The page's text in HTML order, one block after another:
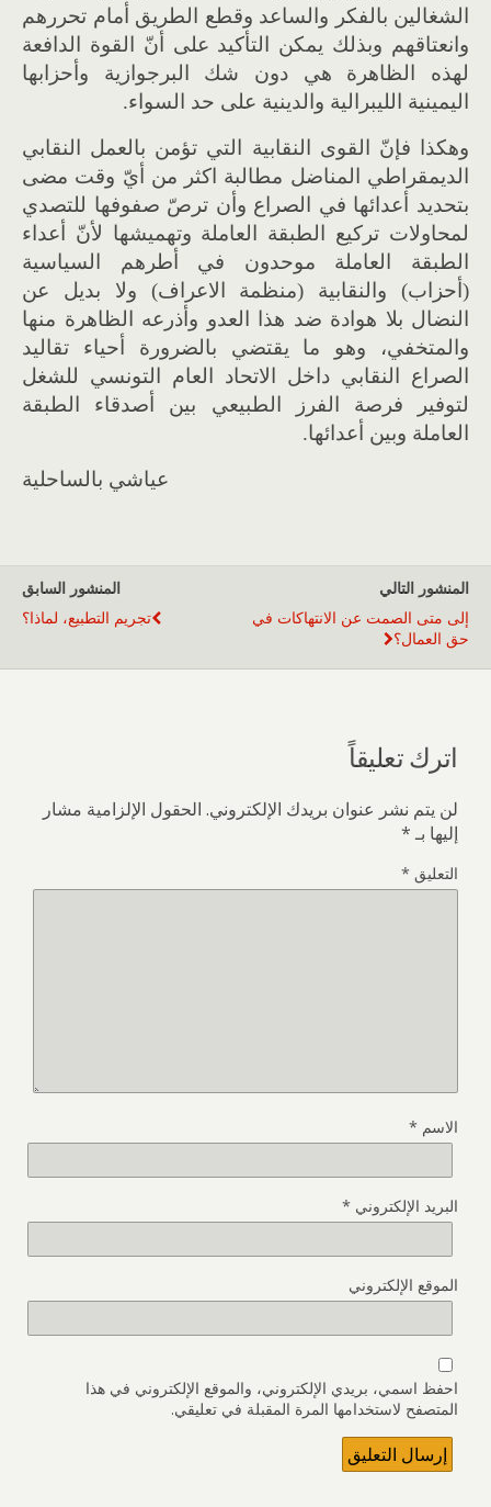
الشغالين بالفكر والساعد وقطع الطريق أمام تحررهم
وانعتاقهم وبذلك يمكن التأكيد على أنّ القوة الدافعة
لهذه الظاهرة هي دون شك البرجوازية وأحزابها
اليمينية الليبرالية والدينية على حد السواء.
وهكذا فإنّ القوى النقابية التي تؤمن بالعمل النقابي
الديمقراطي المناضل مطالبة اكثر من أيّ وقت مضى
بتحديد أعدائها في الصراع وأن ترصّ صفوفها للتصدي
لمحاولات تركيع الطبقة العاملة وتهميشها لأنّ أعداء
الطبقة العاملة موحدون في أطرهم السياسية
(أحزاب) والنقابية (منظمة الاعراف) ولا بديل عن
النضال بلا هوادة ضد هذا العدو وأذرعه الظاهرة منها
والمتخفي، وهو ما يقتضي بالضرورة أحياء تقاليد
الصراع النقابي داخل الاتحاد العام التونسي للشغل
لتوفير فرصة الفرز الطبيعي بين أصدقاء الطبقة
العاملة وبين أعدائها.
عياشي بالساحلية
المنشور السابق
تجريم التطبيع، لماذا؟
المنشور التالي
إلى متى الصمت عن الانتهاكات في
حق العمال؟
اترك تعليقاً
لن يتم نشر عنوان بريدك الإلكتروني. الحقول الإلزامية مشار
إليها بـ*
التعليق *
الاسم *
البريد الإلكتروني *
الموقع الإلكتروني
احفظ اسمي، بريدي الإلكتروني، والموقع الإلكتروني في هذا
المتصفح لاستخدامها المرة المقبلة في تعليقي.